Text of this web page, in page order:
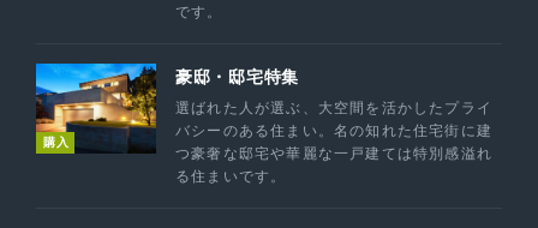
です。
購入
豪邸・邸宅特集
選ばれた人が選ぶ、大空間を活かしたプライ
バシーのある住まい。名の知れた住宅街に建
つ豪奢な邸宅や華麗な一戸建ては特別感溢れ
る住まいです。